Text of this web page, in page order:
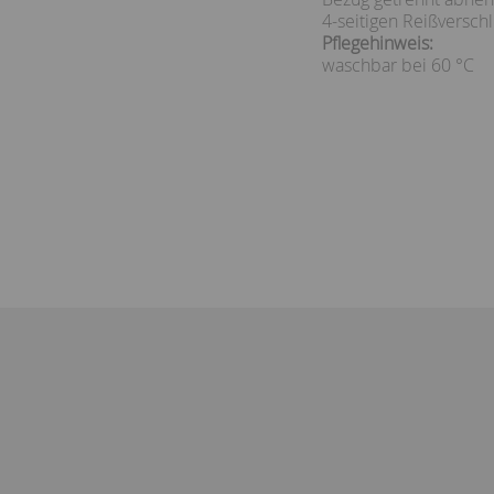
4-seitigen
Pflegehinweis:
waschbar bei 60 °C